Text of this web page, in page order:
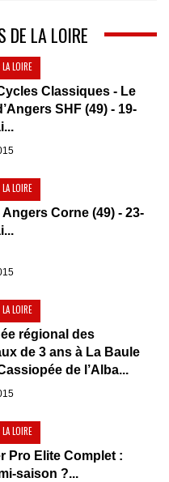
DE LA LOIRE
LA LOIRE
Classiques - Le
SHF (49) - 19-
LA LOIRE
Angers Corne (49) - 23-
LA LOIRE
régional des
de 3 ans à La Baule
de l’Alba...
LA LOIRE
Pro Elite Complet :
saison ?...